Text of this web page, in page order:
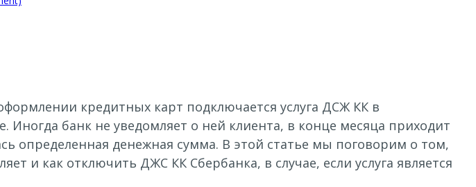
кредитных карт подключается услуга ДСЖ КК в
Иногда банк не уведомляет о ней клиента, в конце месяца приходит
определенная денежная сумма. В этой статье мы поговорим о том,
и как отключить ДЖС КК Сбербанка, в случае, если услуга является